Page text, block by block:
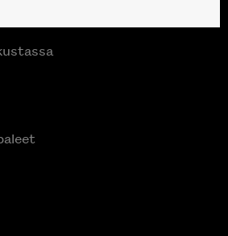
merkin laadukkaasta